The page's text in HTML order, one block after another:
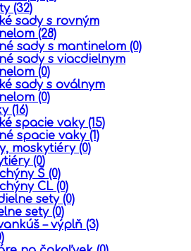
(32)
sady s rovným
(28)
sady s mantinelom (0)
sady s viacdielnym
(0)
sady s oválnym
(0)
(16)
spacie vaky (15)
spacie vaky (1)
moskytiéry (0)
(0)
Š (0)
CL (0)
sety (0)
sety (0)
– výplň (3)